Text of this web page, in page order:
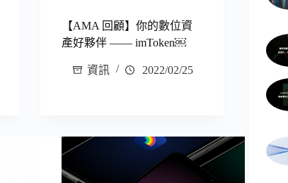
【AMA 回顧】你的數位資
產好夥伴 —— imToken￼
資訊 2022/02/25